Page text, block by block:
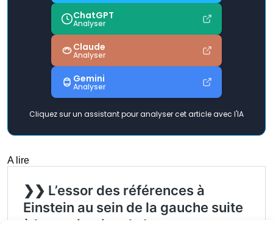
ChatGPT
Analyser
Claude
Analyser
Gemini
Analyser
Cliquez sur un assistant pour analyser cet article avec l'IA